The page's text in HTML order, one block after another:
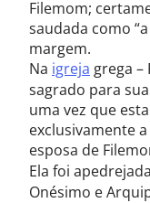
Filemom;
saudada como
margem.
Na igreja grega –
sagrado para
uma vez que
exclusivamente
esposa de
Ela foi
Onésimo e